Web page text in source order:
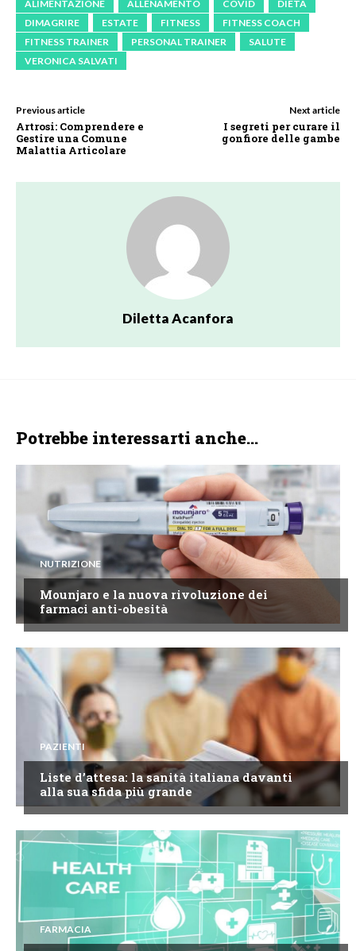
ALIMENTAZIONE ALLENAMENTO COVID
DIETA
DIMAGRIRE
ESTATE FITNESS
FITNESS COACH
FITNESS TRAINER
PERSONAL TRAINER
SALUTE
VERONICA SALVATI
Previous article
Artrosi: Comprendere e
Gestire una Comune
Malattia Articolare
Next article
I segreti per curare il
gonfiore delle gambe
Diletta Acanfora
Potrebbe interessarti anche...
NUTRIZIONE
Mounjaro e la nuova rivoluzione dei
farmaci anti-obesità
PAZIENTI
Liste d’attesa: la sanità italiana davanti
alla sua sfida più grande
FARMACIA